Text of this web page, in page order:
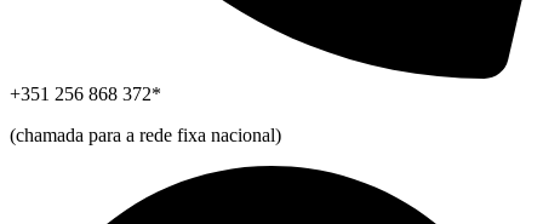
+351 256 868 372*
(chamada para a rede fixa nacional)